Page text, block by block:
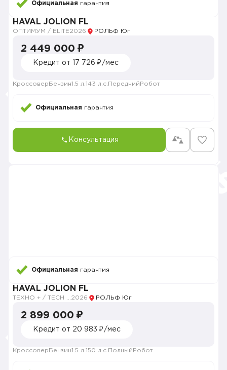
Официальная гарантия
HAVAL JOLION FL
ОПТИМУМ / ELITE2026 РОЛЬФ Юг
2 449 000 ₽
Кредит от 17 726 ₽/мес
Кроссовер Бензин1.5 л. 143 л.с. Передний Робот
Официальная гарантия
Консультация
Официальная гарантия
HAVAL JOLION FL
2026 РОЛЬФ Юг
2 899 000 ₽
Кредит от 20 983 ₽/мес
Кроссовер Бензин1.5 л. 150 л.с. Полный Робот